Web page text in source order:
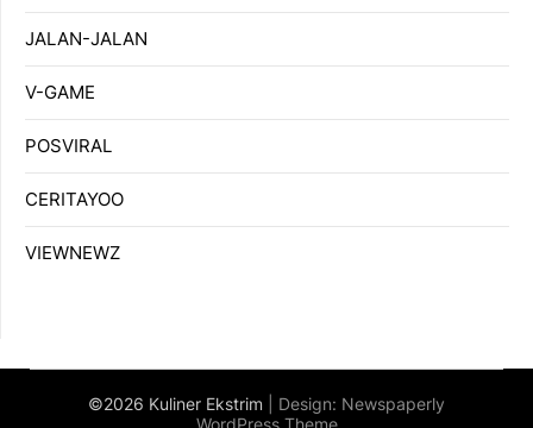
JALAN-JALAN
V-GAME
POSVIRAL
CERITAYOO
VIEWNEWZ
©2026 Kuliner Ekstrim | Design: Newspaperly